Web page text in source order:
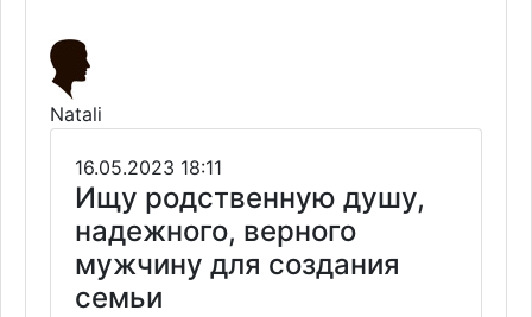
Natali
16.05.2023 18:11
Ищу родственную душу,
надежного, верного
мужчину для создания
семьи